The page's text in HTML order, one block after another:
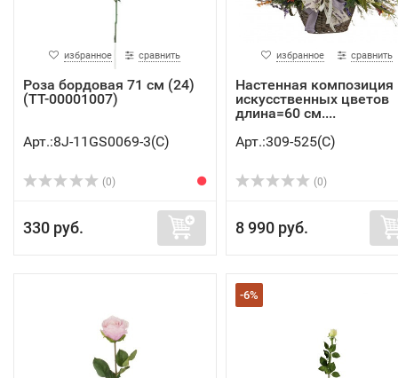
избранное сравнить
Роза бордовая 71 см (24)
(TT-00001007)
Арт.:8J-11GS0069-3(C)
(0)
330 руб.
избранное сравнить
Настенная композиция
искусственных цветов
длина=60 см....
Арт.:309-525(C)
(0)
8 990 руб.
-6%